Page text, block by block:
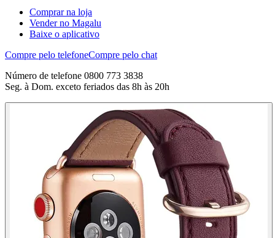
Comprar na loja
Vender no Magalu
Baixe o aplicativo
Compre pelo telefoneCompre pelo chat
Número de telefone 0800 773 3838
Seg. à Dom. exceto feriados das 8h às 20h